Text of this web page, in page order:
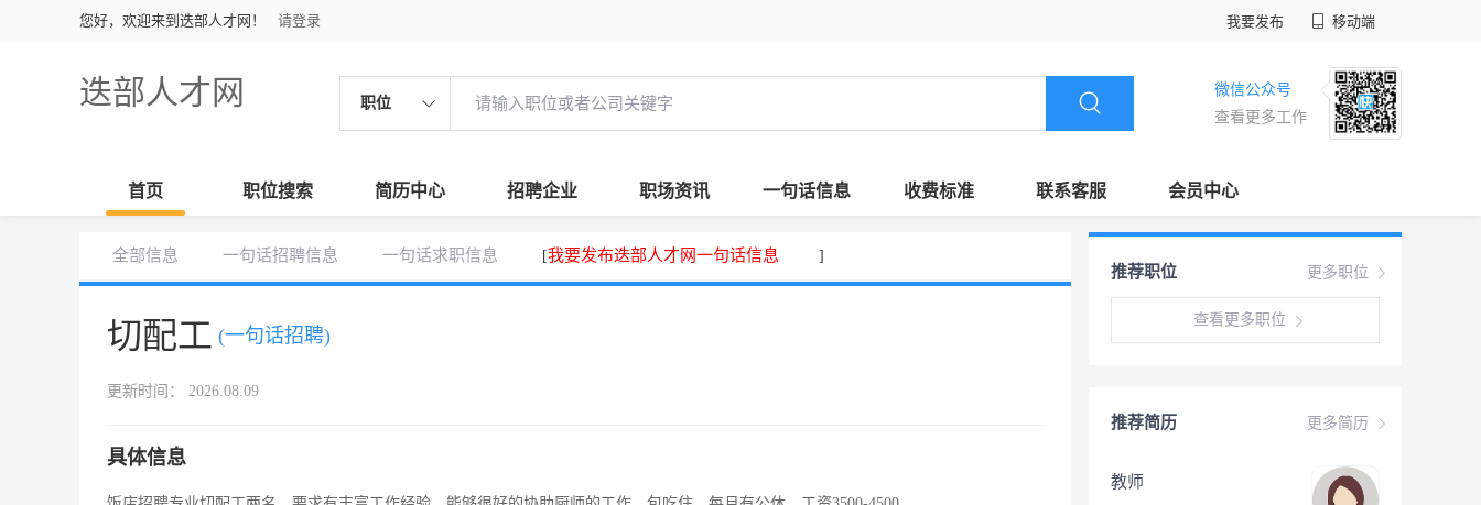
您好，欢迎来到迭部人才网！ 请登录 我要发布 移动端
迭部人才网 职位
微信公众号
查看更多工作
首页 职位搜索 简历中心 招聘企业 职场资讯 一句话信息 收费标准 联系客服 会员中心
全部信息 一句话招聘信息 一句话求职信息 [我要发布迭部人才网一句话信息 ]
切配工 (一句话招聘)
更新时间： 2026.08.09
具体信息
更多职位
推荐职位
查看更多职位
更多简历
推荐简历
教师